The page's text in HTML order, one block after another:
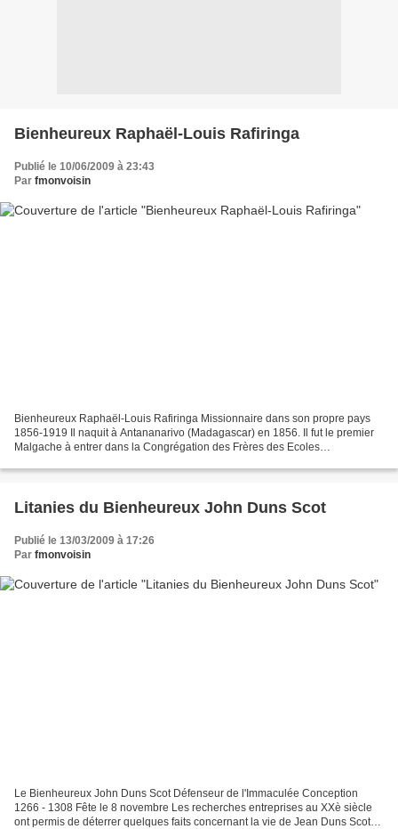
Bienheureux Raphaël-Louis Rafiringa
Publié le 10/06/2009 à 23:43
Par fmonvoisin
Bienheureux Raphaël-Louis Rafiringa Missionnaire dans son propre pays
1856-1919 Il naquit à Antananarivo (Madagascar) en 1856. Il fut le premier
Malgache à entrer dans la Congrégation des Frères des Ecoles
Litanies du Bienheureux John Duns Scot
Publié le 13/03/2009 à 17:26
Par fmonvoisin
Le Bienheureux John Duns Scot Défenseur de l'Immaculée Conception
1266 - 1308 Fête le 8 novembre Les recherches entreprises au XXè siècle
ont permis de déterrer quelques faits concernant la vie de Jean Duns Scot